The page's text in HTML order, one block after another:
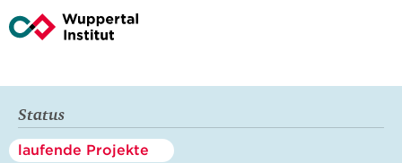
Status
laufende Projekte